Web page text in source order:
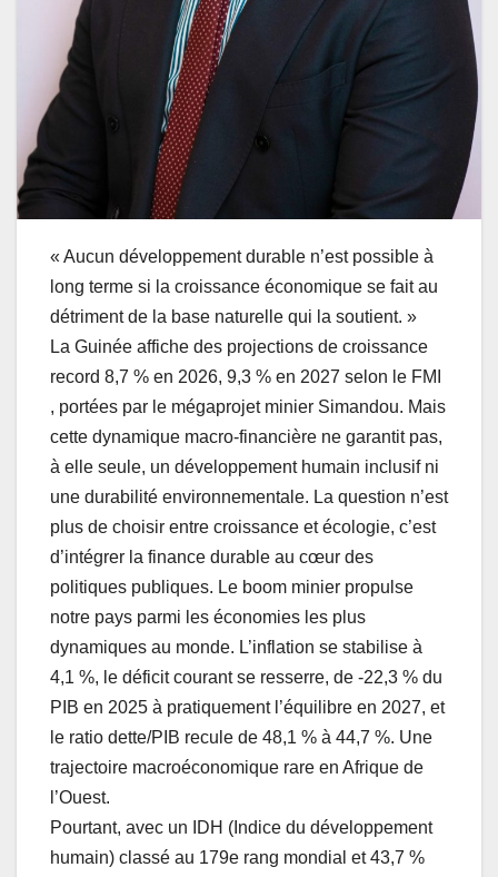
« Aucun développement durable n’est possible à
long terme si la croissance économique se fait au
détriment de la base naturelle qui la soutient. »
La Guinée affiche des projections de croissance
record 8,7 % en 2026, 9,3 % en 2027 selon le FMI
, portées par le mégaprojet minier Simandou. Mais
cette dynamique macro-financière ne garantit pas,
à elle seule, un développement humain inclusif ni
une durabilité environnementale. La question n’est
plus de choisir entre croissance et écologie, c’est
d’intégrer la finance durable au cœur des
politiques publiques. Le boom minier propulse
notre pays parmi les économies les plus
dynamiques au monde. L’inflation se stabilise à
4,1 %, le déficit courant se resserre, de -22,3 % du
PIB en 2025 à pratiquement l’équilibre en 2027, et
le ratio dette/PIB recule de 48,1 % à 44,7 %. Une
trajectoire macroéconomique rare en Afrique de
l’Ouest.
Pourtant, avec un IDH (Indice du développement
humain) classé au 179e rang mondial et 43,7 %